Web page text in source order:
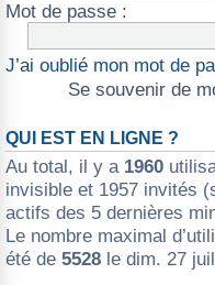
Mot de passe :
J’ai oublié mon mot de
Se souvenir de
QUI EST EN LIGNE ?
Au total, il y a 1960
invisible et 1957 invités
actifs des 5 dernières
Le nombre maximal
été de 5528 le dim. 27